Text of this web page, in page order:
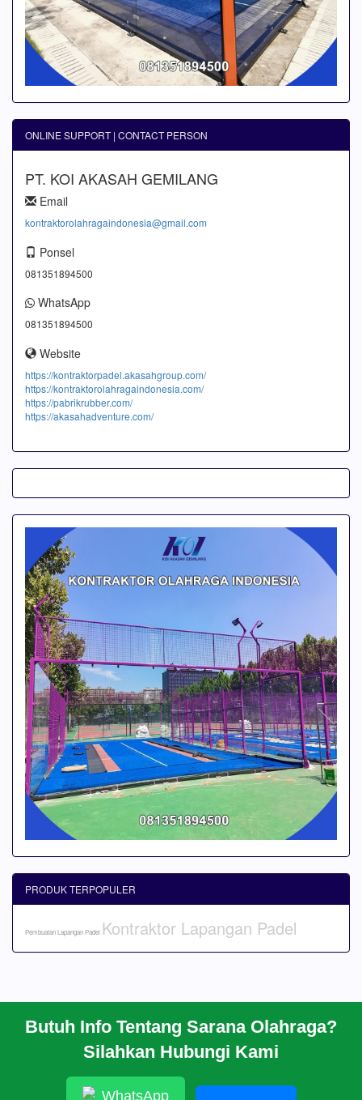
ONLINE SUPPORT | CONTACT PERSON
PT. KOI AKASAH GEMILANG
Email
kontraktorolahragaindonesia@gmail.com
Ponsel
081351894500
WhatsApp
081351894500
Website
https://kontraktorpadel.akasahgroup.com/
https://kontraktorolahragaindonesia.com/
https://pabrikrubber.com/
https://akasahadventure.com/
Butuh Info Tentang Sarana Olahraga?
Silahkan Hubungi Kami
WhatsApp
PRODUK TERPOPULER
Pembuatan Lapangan Padel Kontraktor Lapangan Padel
CARA PESAN